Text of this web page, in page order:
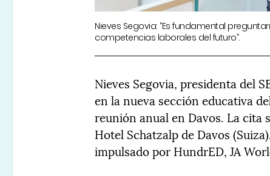
Nieves Segovia: “Es fundamental
competencias laborales del futuro”.
Nieves Segovia, presidenta del
en la nueva sección educativa
reunión anual en Davos. La cita
Hotel Schatzalp de Davos
impulsado por HundrED, JA